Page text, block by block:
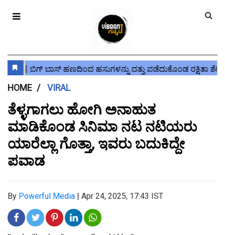
HOME VIRAL
ತೆಳ್ಳಗಾಗಲು ಹೋಗಿ ಅನಾಹುತ
ಮಾಡಿಕೊಂಡ ಸಿನಿಮಾ ನಟ ನಟಿಯರು
ಯಾರೆಲ್ಲಾ ಗೊತ್ತಾ, ಇವರು ಬದುಕಿದ್ದೇ
ಪವಾಡ
By Powerful Media | Apr 24, 2025, 17:43 IST